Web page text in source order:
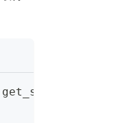
get_system_info